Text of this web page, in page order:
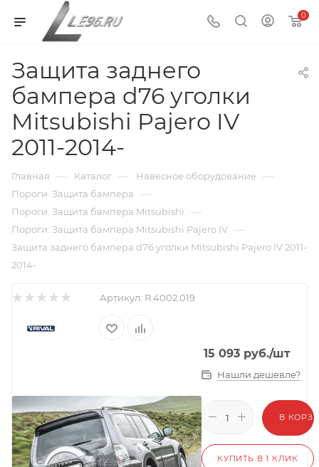
0
Защита заднего
бампера d76 уголки
Mitsubishi Pajero IV
2011-2014-
Главная — Каталог — Навесное оборудование —
Пороги. Защита бампера —
Пороги. Защита бампера Mitsubishi —
Пороги. Защита бампера Mitsubishi Pajero IV —
Защита заднего бампера d76 уголки Mitsubishi Pajero IV 2011-
2014-
Артикул: R.4002.019
15 093 руб./шт
Нашли дешевле?
В
КУПИТЬ В 1 КЛИК